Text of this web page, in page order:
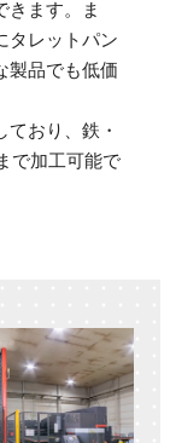
きます。ま
タレットパン
製品でも低価
おり、鉄・
で加工可能で